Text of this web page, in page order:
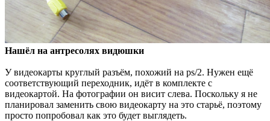
Нашёл на антресолях видюшки
У видеокарты круглый разъём, похожий на ps/2. Нужен ещё
соответствующий переходник, идёт в комплекте с
видеокартой. На фотографии он висит слева. Поскольку я не
планировал заменить свою видеокарту на это старьё, поэтому
просто попробовал как это будет выглядеть.